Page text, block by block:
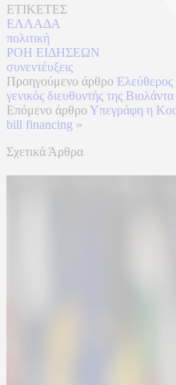
ΕΤΙΚΕΤΕΣ
ΕΛΛΑΔΑ
πολιτική
ΡΟΗ ΕΙΔΗΣΕΩΝ
συνεντέυξεις
Προηγούμενο άρθρο Ελεύθερος
γενικός διευθυντής της Βιολάντα
Επόμενο άρθρο Υπεγράφη η
bill financing »
Σχετικά Άρθρα